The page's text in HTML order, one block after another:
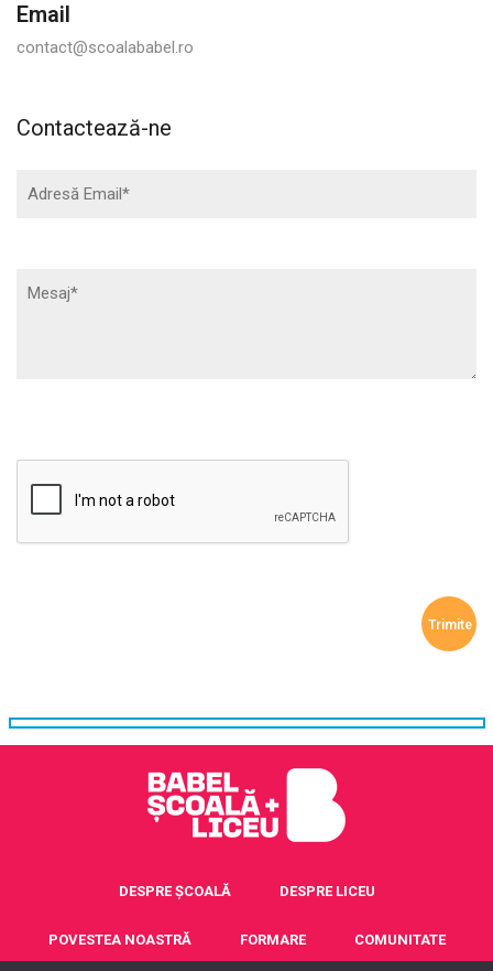
Email
contact@scoalababel.ro
Contactează-ne
DESPRE ȘCOALĂ DESPRE LICEU
POVESTEA NOASTRĂ FORMARE COMUNITATE